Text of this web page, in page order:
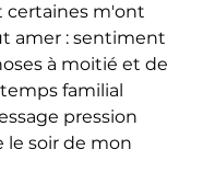
certaines m'ont
amer : sentiment
à moitié et de
familial
pression
le soir de mon